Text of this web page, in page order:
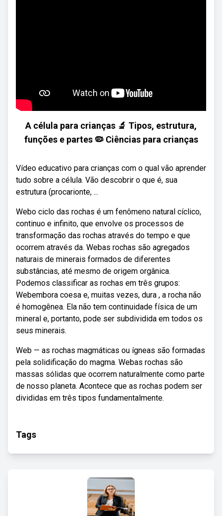
A célula para crianças 🔬 Tipos, estrutura,
funções e partes 🦠 Ciências para crianças
Vídeo educativo para crianças com o qual vão aprender
tudo sobre a célula. Vão descobrir o que é, sua
estrutura (procarionte, ...
Webo ciclo das rochas é um fenômeno natural cíclico,
continuo e infinito, que envolve os processos de
transformação das rochas através do tempo e que
ocorrem através da. Webas rochas são agregados
naturais de minerais formados de diferentes
substâncias, até mesmo de origem orgânica.
Podemos classificar as rochas em três grupos:
Webembora coesa e, muitas vezes, dura , a rocha não
é homogênea. Ela não tem continuidade física de um
mineral e, portanto, pode ser subdividida em todos os
seus minerais.
Web — as rochas magmáticas ou ígneas são formadas
pela solidificação do magma. Webas rochas são
massas sólidas que ocorrem naturalmente como parte
de nosso planeta. Acontece que as rochas podem ser
divididas em três tipos fundamentalmente.
Tags